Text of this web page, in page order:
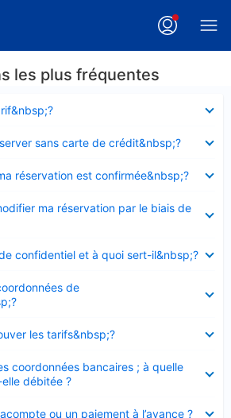
les plus fréquentes
sans carte de crédit&nbsp;?
réservation est confirmée&nbsp;?
ma réservation par le biais de
confidentiel et à quoi sert-il&nbsp;?
de
les tarifs&nbsp;?
coordonnées bancaires ; à quelle
débitée ?
ou un paiement à l’avance ?